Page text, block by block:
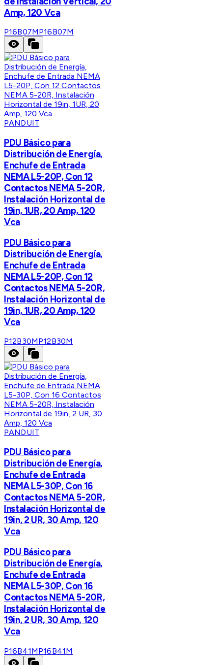
Amp, 120 Vca
P16B07MP16B07M
PANDUIT
PDU Básico para
Distribución de Energía,
Enchufe de Entrada
NEMA L5-20P, Con 12
Contactos NEMA 5-20R,
Instalación Horizontal de
19in, 1UR, 20 Amp, 120
Vca
PDU Básico para
Distribución de Energía,
Enchufe de Entrada
NEMA L5-20P, Con 12
Contactos NEMA 5-20R,
Instalación Horizontal de
19in, 1UR, 20 Amp, 120
Vca
P12B30MP12B30M
PANDUIT
PDU Básico para
Distribución de Energía,
Enchufe de Entrada
NEMA L5-30P, Con 16
Contactos NEMA 5-20R,
Instalación Horizontal de
19in, 2 UR, 30 Amp, 120
Vca
PDU Básico para
Distribución de Energía,
Enchufe de Entrada
NEMA L5-30P, Con 16
Contactos NEMA 5-20R,
Instalación Horizontal de
19in, 2 UR, 30 Amp, 120
Vca
P16B41MP16B41M